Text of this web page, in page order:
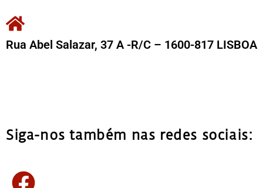
Rua Abel Salazar, 37 A -R/C – 1600-817 LISBOA
Siga-nos também nas redes sociais: